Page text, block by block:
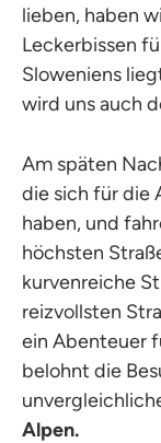
lieben, haben
Leckerbissen
Sloweniens
wird uns auch
Am späten
die sich für die
haben, und
höchsten
kurvenreiche
reizvollsten
ein Abenteuer
belohnt die
Alpen.